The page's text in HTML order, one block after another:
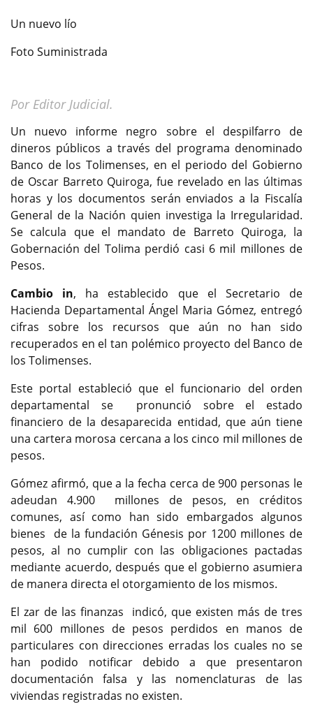
Un nuevo lío
Foto Suministrada
Por Editor Judicial.
Un nuevo informe negro sobre el despilfarro de
dineros públicos a través del programa denominado
Banco de los Tolimenses, en el periodo del Gobierno
de Oscar Barreto Quiroga, fue revelado en las últimas
horas y los documentos serán enviados a la Fiscalía
General de la Nación quien investiga la Irregularidad.
Se calcula que el mandato de Barreto Quiroga, la
Gobernación del Tolima perdió casi 6 mil millones de
Pesos.
Cambio in, ha establecido que el Secretario de
Hacienda Departamental Ángel Maria Gómez, entregó
cifras sobre los recursos que aún no han sido
recuperados en el tan polémico proyecto del Banco de
los Tolimenses.
Este portal estableció que el funcionario del orden
departamental se pronunció sobre el estado
financiero de la desaparecida entidad, que aún tiene
una cartera morosa cercana a los cinco mil millones de
pesos.
Gómez afirmó, que a la fecha cerca de 900 personas le
adeudan 4.900 millones de pesos, en créditos
comunes, así como han sido embargados algunos
bienes de la fundación Génesis por 1200 millones de
pesos, al no cumplir con las obligaciones pactadas
mediante acuerdo, después que el gobierno asumiera
de manera directa el otorgamiento de los mismos.
El zar de las finanzas indicó, que existen más de tres
mil 600 millones de pesos perdidos en manos de
particulares con direcciones erradas los cuales no se
han podido notificar debido a que presentaron
documentación falsa y las nomenclaturas de las
viviendas registradas no existen.